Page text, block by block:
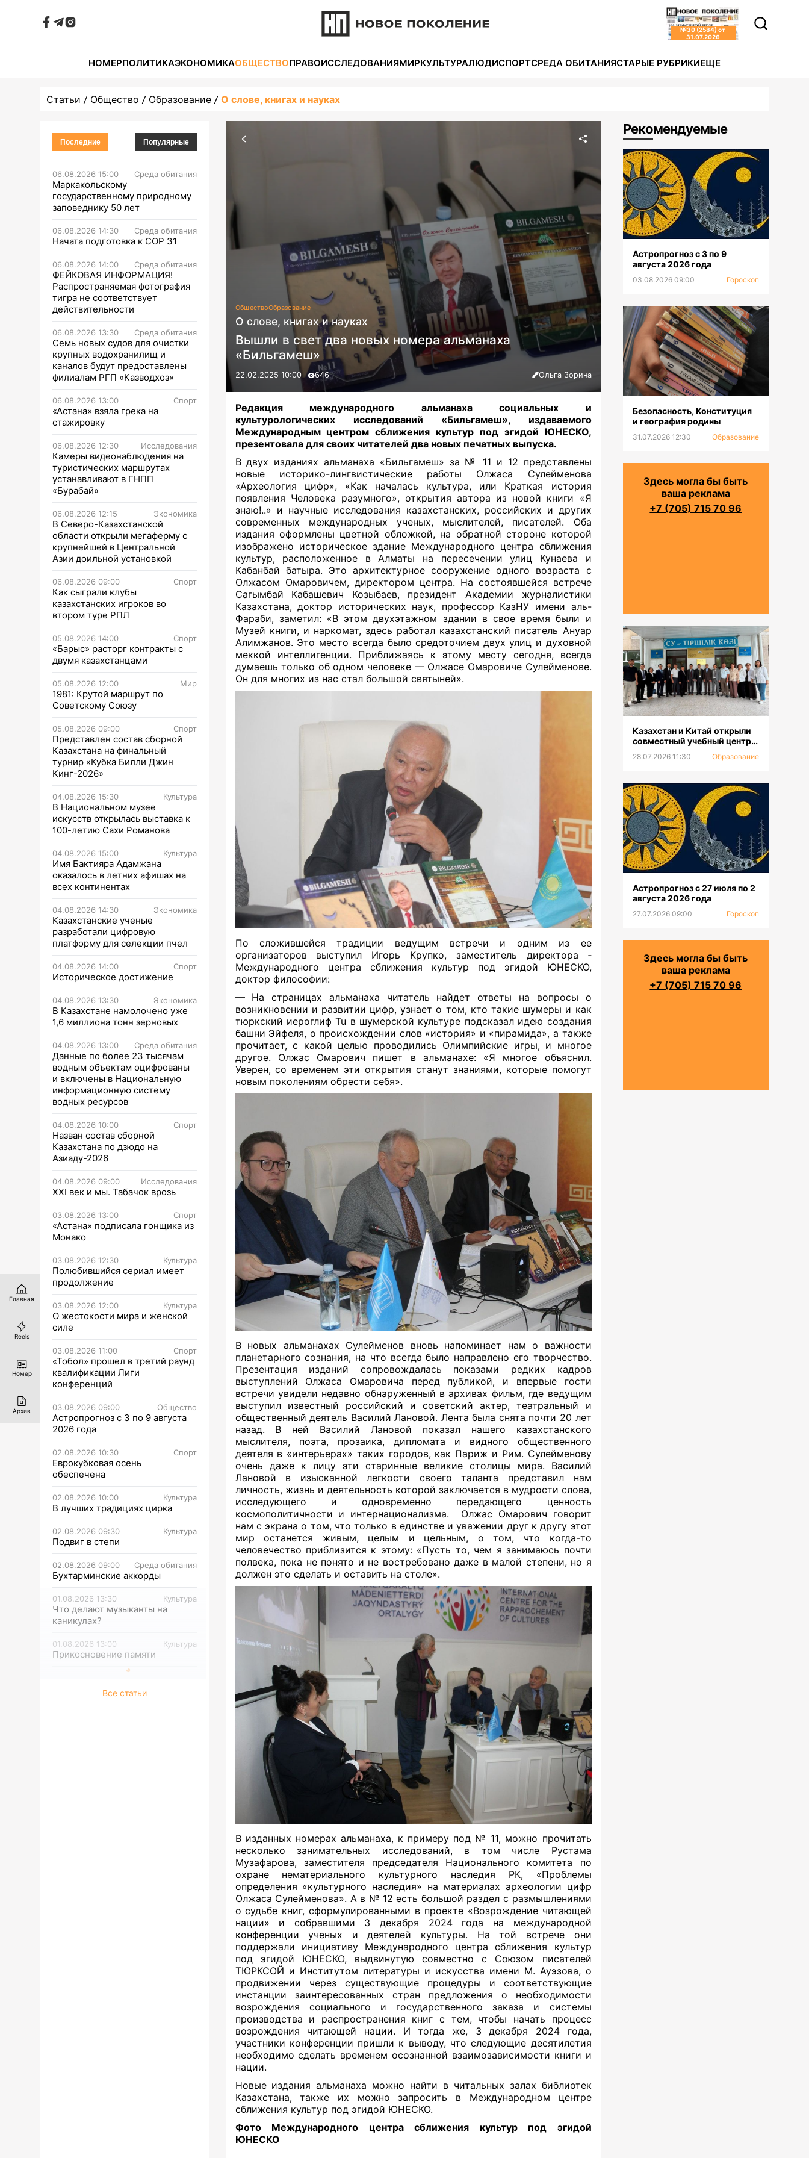
№30 (2584) от
31.07.2026
НОМЕРПОЛИТИКАЭКОНОМИКАОБЩЕСТВОПРАВОИССЛЕДОВАНИЯМИРКУЛЬТУРАЛЮДИСПОРТСРЕДА ОБИТАНИЯСТАРЫЕ РУБРИКИЕЩЕ
Статьи Общество Образование О слове, книгах и науках
Последние Популярные
06.08.2026 15:00 Среда обитания
Маркакольскому
государственному природному
заповеднику 50 лет
06.08.2026 14:30 Среда обитания
Начата подготовка к СОР 31
06.08.2026 14:00 Среда обитания
ФЕЙКОВАЯ ИНФОРМАЦИЯ!
Распространяемая фотография
тигра не соответствует
действительности
06.08.2026 13:30 Среда обитания
Семь новых судов для очистки
крупных водохранилищ и
каналов будут предоставлены
филиалам РГП «Казводхоз»
06.08.2026 13:00 Спорт
«Астана» взяла грека на
стажировку
06.08.2026 12:30 Исследования
Камеры видеонаблюдения на
туристических маршрутах
устанавливают в ГНПП
«Бурабай»
06.08.2026 12:15 Экономика
В Северо-Казахстанской
области открыли мегаферму с
крупнейшей в Центральной
Азии доильной установкой
06.08.2026 09:00 Спорт
Как сыграли клубы
казахстанских игроков во
втором туре РПЛ
05.08.2026 14:00 Спорт
«Барыс» расторг контракты с
двумя казахстанцами
05.08.2026 12:00 Мир
1981: Крутой маршрут по
Советскому Союзу
05.08.2026 09:00 Спорт
Представлен состав сборной
Казахстана на финальный
турнир «Кубка Билли Джин
Кинг-2026»
04.08.2026 15:30 Культура
В Национальном музее
искусств открылась выставка к
100-летию Сахи Романова
04.08.2026 15:00 Культура
Имя Бактияра Адамжана
оказалось в летних афишах на
всех континентах
04.08.2026 14:30 Экономика
Казахстанские ученые
разработали цифровую
платформу для селекции пчел
04.08.2026 14:00 Спорт
Историческое достижение
04.08.2026 13:30 Экономика
В Казахстане намолочено уже
1,6 миллиона тонн зерновых
04.08.2026 13:00 Среда обитания
Данные по более 23 тысячам
водным объектам оцифрованы
и включены в Национальную
информационную систему
водных ресурсов
04.08.2026 10:00 Спорт
Назван состав сборной
Казахстана по дзюдо на
Азиаду-2026
04.08.2026 09:00 Исследования
XXI век и мы. Табачок врозь
03.08.2026 13:00 Спорт
«Астана» подписала гонщика из
Монако
03.08.2026 12:30 Культура
Полюбившийся сериал имеет
продолжение
03.08.2026 12:00 Культура
О жестокости мира и женской
силе
03.08.2026 11:00 Спорт
«Тобол» прошел в третий раунд
квалификации Лиги
конференций
03.08.2026 09:00 Общество
Астропрогноз с 3 по 9 августа
2026 года
02.08.2026 10:30 Спорт
Еврокубковая осень
обеспечена
02.08.2026 10:00 Культура
В лучших традициях цирка
02.08.2026 09:30 Культура
Подвиг в степи
02.08.2026 09:00 Среда обитания
Бухтарминские аккорды
01.08.2026 13:30 Культура
Что делают музыканты на
каникулах?
01.08.2026 13:00 Культура
Прикосновение памяти
Все статьи
ОбществоОбразование
О слове, книгах и науках
Вышли в свет два новых номера альманаха
«Бильгамеш»
22.02.2025 10:00 646 Ольга Зорина
Редакция международного альманаха социальных и
культурологических исследований «Бильгамеш», издаваемого
Международным центром сближения культур под эгидой ЮНЕСКО,
презентовала для своих читателей два новых печатных выпуска.
В двух изданиях альманаха «Бильгамеш» за № 11 и 12 представлены
новые историко-лингвистические работы Олжаса Сулейменова
«Археология цифр», «Как началась культура, или Краткая история
появления Человека разумного», открытия автора из новой книги «Я
знаю!..» и научные исследования казахстанских, российских и других
современных международных ученых, мыслителей, писателей. Оба
издания оформлены цветной обложкой, на обратной стороне которой
изображено историческое здание Международного центра сближения
культур, расположенное в Алматы на пересечении улиц Кунаева и
Кабанбай батыра. Это архитектурное сооружение одного возраста с
Олжасом Омаровичем, директором центра. На состоявшейся встрече
Сагымбай Кабашевич Козыбаев, президент Академии журналистики
Казахстана, доктор исторических наук, профессор КазНУ имени аль-
Фараби, заметил: «В этом двухэтажном здании в свое время были и
Музей книги, и наркомат, здесь работал казахстанский писатель Ануар
Алимжанов. Это место всегда было средоточием двух улиц и духовной
меккой интеллигенции. Приближаясь к этому месту сегодня, всегда
думаешь только об одном человеке — Олжасе Омаровиче Сулейменове.
Он для многих из нас стал большой святыней».
По сложившейся традиции ведущим встречи и одним из ее
организаторов выступил Игорь Крупко, заместитель директора ­
Международного центра сближения культур под эгидой ЮНЕСКО,
доктор философии:
— На страницах альманаха читатель найдет ответы на вопросы о
возникновении и развитии цифр, узнает о том, кто такие шумеры и как
тюркский иероглифTu в шумерской культуре подсказал идею создания
башни Эйфеля, о происхождении слов «история» и «пирамида», а также
прочитает, с какой целью проводились Олимпийские игры, и многое
другое. Олжас Омарович пишет в альманахе: «Я многое объяснил.
Уверен, со временем эти открытия станут знаниями, которые помогут
новым поколениям обрести себя».
В новых альманахах Сулейменов вновь напоминает нам о важности
планетарного сознания, на что всегда было направлено его творчество.
Презентация изданий сопровождалась показами редких кадров
выступлений Олжаса Омаровича перед публикой, и впервые гости
встречи увидели недавно обнаруженный в архивах фильм, где ведущим
выступил известный российский и советский актер, театральный и
общественный деятель Василий Лановой. Лента была снята почти 20 лет
назад. В ней Василий Лановой показал нашего казахстанского
мыслителя, поэта, прозаика, дипломата и видного общественного
деятеля в «интерьерах» таких городов, как Париж и Рим. Сулейменову
очень даже к лицу эти старинные великие столицы мира. Василий
Лановой в изысканной легкости своего таланта представил нам
личность, жизнь и деятельность которой заключается в мудрости слова,
исследующего и одновременно передающего ценность
космополитичности и интернационализма.
Олжас Омарович говорит
нам с экрана о том, что только в единстве и уважении друг к другу этот
мир останется живым, целым и цельным, о том, что когда-то
человечество приблизится к этому: «Пусть то, чем я занимаюсь почти
полвека, пока не понято и не востребовано даже в малой степени, но я
должен это сделать и оставить на столе».
В изданных номерах альманаха, к примеру под № 11, можно прочитать
несколько занимательных исследований, в том числе Рустама
Музафарова, заместителя председателя Национального комитета по
охране нематериального культурного наследия РК, «Проблемы
определения «культурного наследия» на материалах археологии цифр
Олжаса Сулейменова». А в № 12 есть большой раздел с размышлениями
о судьбе книг, сформулированными в проекте «Возрождение читающей
нации» и собравшими 3 декабря 2024 года на международной
конференции ученых и деятелей культуры. На той встрече они
поддержали инициативу Международного центра сближения культур
под эгидой ЮНЕСКО, выдвинутую совместно с Союзом писателей
ТЮРКСОЙ и Институтом литературы и искусства имени М. Ауэзова, о
продвижении через существующие процедуры и соответствующие
инстанции заинтересованных стран предложения о необходимости
возрождения социального и государственного заказа и системы
производства и распространения книг с тем, чтобы начать процесс
возрождения читающей нации. И тогда же, 3 декабря 2024 года,
участники конференции пришли к выводу, что следующие десятилетия
необходимо сделать временем осознанной взаимозависимости книги и
нации.
Новые издания альманаха можно найти в читальных залах библиотек
Казахстана, также их можно запросить в Международном центре
сближения культур под эгидой ЮНЕСКО.
Фото Международного центра сближения культур под эгидой
ЮНЕСКО
Рекомендуемые
Астропрогноз с 3 по 9
августа 2026 года
03.08.2026 09:00 Гороскоп
Безопасность, Конституция
и география родины
31.07.2026 12:30 Образование
Здесь могла бы быть
ваша реклама
+7 (705) 715 70 96
Казахстан и Китай открыли
совместный учебный центр
квалификации и
28.07.2026 11:30 Образование
Астропрогноз с 27 июля по 2
августа 2026 года
27.07.2026 09:00 Гороскоп
Здесь могла бы быть
ваша реклама
+7 (705) 715 70 96
Главная
Reels
Номер
Архив